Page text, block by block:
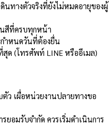
ทางตัวจริงที่ยังไม่หมดอายุของผู้
นสีที่ครบทุกหน้า
ำหนดวันที่ต้องยื่น
ด (โทรศัพท์ LINE หรืออีเมล)
ว เผื่อหน่วยงานปลายทางขอ
ยอมรับจำกัด ควรเริ่มดำเนินการ